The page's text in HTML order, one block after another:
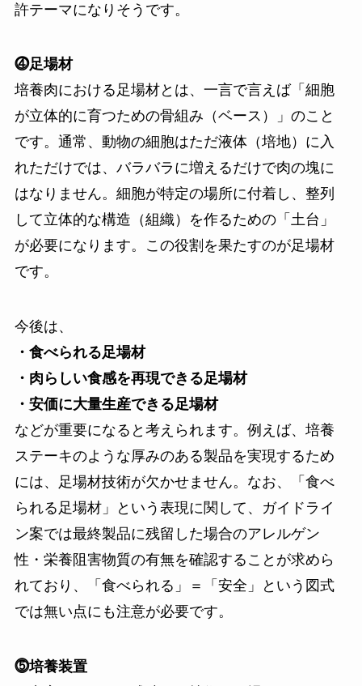
許テーマになりそうです。
⓸足場材
培養肉における足場材とは、一言で言えば「細胞
が立体的に育つための骨組み（ベース）」のこと
です。通常、動物の細胞はただ液体（培地）に入
れただけでは、バラバラに増えるだけで肉の塊に
はなりません。細胞が特定の場所に付着し、整列
して立体的な構造（組織）を作るための「土台」
が必要になります。この役割を果たすのが足場材
です。
今後は、
・食べられる足場材
・肉らしい食感を再現できる足場材
・安価に大量生産できる足場材
などが重要になると考えられます。例えば、培養
ステーキのような厚みのある製品を実現するため
には、足場材技術が欠かせません。なお、「食べ
られる足場材」という表現に関して、ガイドライ
ン案では最終製品に残留した場合のアレルゲン
性・栄養阻害物質の有無を確認することが求めら
れており、「食べられる」＝「安全」という図式
では無い点にも注意が必要です。
⓹培養装置